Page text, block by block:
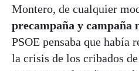
Montero, de cualquier
precampaña y campaña
PSOE pensaba que había
la crisis de los cribados